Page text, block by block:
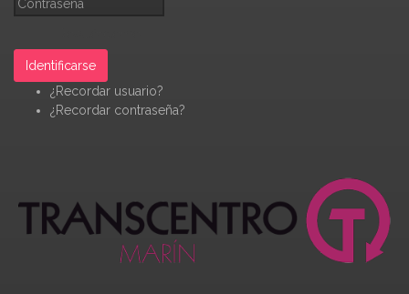
Identificarse
¿Recordar usuario?
¿Recordar contraseña?